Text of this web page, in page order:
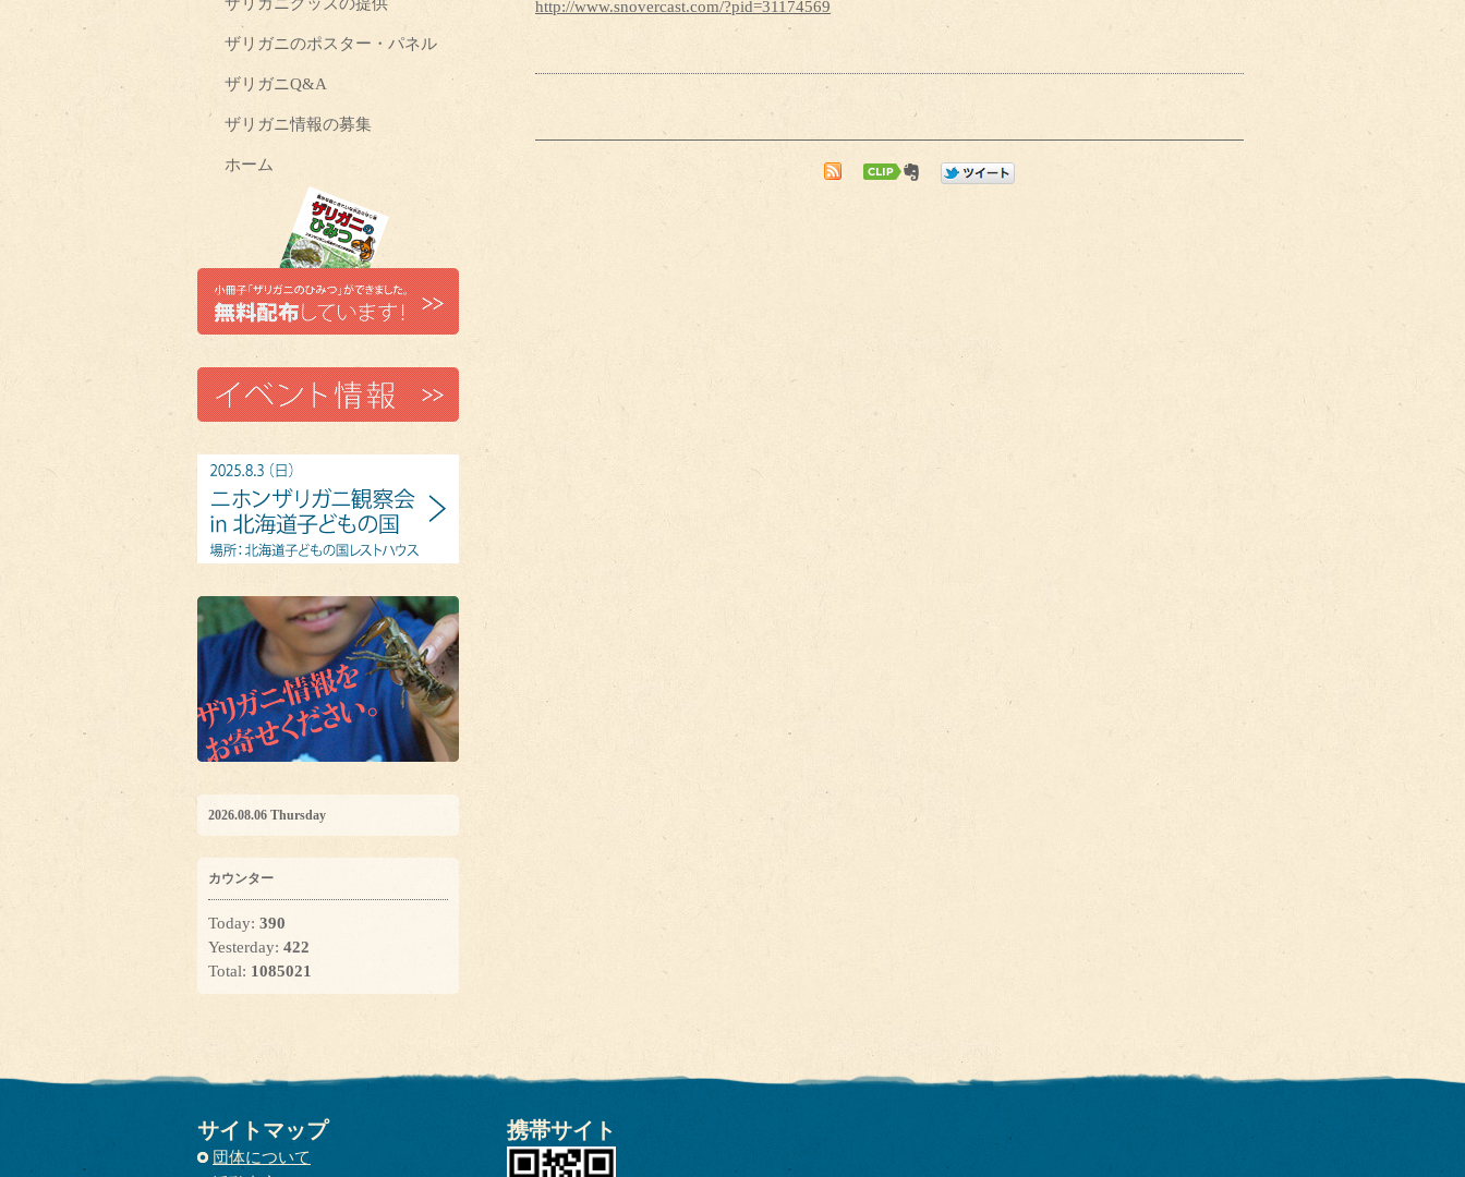
http://www.snovercast.com/?pid=31174569
ザリガニのポスター・パネル
ザリガニQ&A
ザリガニ情報の募集
ホーム
2026.08.06 Thursday
カウンター
Today: 390
Yesterday: 422
Total: 1085021
サイトマップ
団体について
携帯サイト